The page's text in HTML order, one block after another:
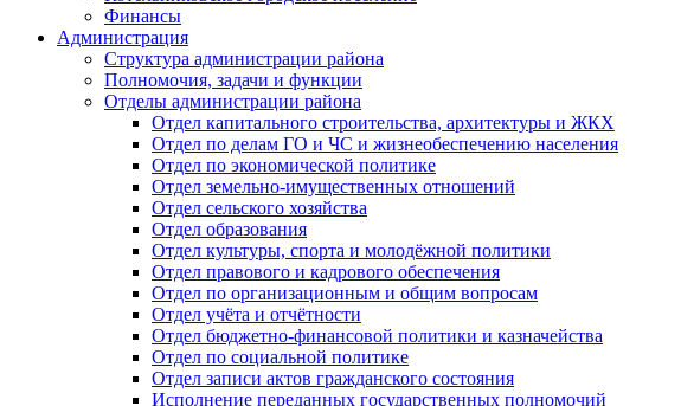
Финансы
Администрация
Структура администрации района
Полномочия, задачи и функции
Отделы администрации района
Отдел капитального строительства, архитектуры и ЖКХ
Отдел по делам ГО и ЧС и жизнеобеспечению населения
Отдел по экономической политике
Отдел земельно-имущественных отношений
Отдел сельского хозяйства
Отдел образования
Отдел культуры, спорта и молодёжной политики
Отдел правового и кадрового обеспечения
Отдел по организационным и общим вопросам
Отдел учёта и отчётности
Отдел бюджетно-финансовой политики и казначейства
Отдел по социальной политике
Отдел записи актов гражданского состояния
Исполнение переданных государственных полномочий